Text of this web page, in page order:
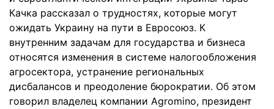
Качка рассказал о трудностях, которые могут
ожидать Украину на пути в Евросоюз. К
внутренним задачам для государства и бизнеса
относятся изменения в системе налогообложения
агросектора, устранение региональных
дисбалансов и преодоление бюрократии. Об этом
говорил владелец компании Agromino, президент